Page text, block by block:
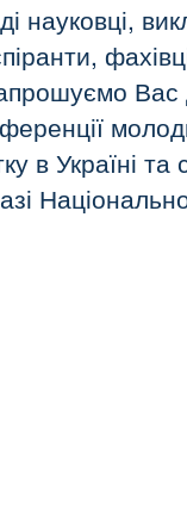
науковці,
Вас
в Україні та